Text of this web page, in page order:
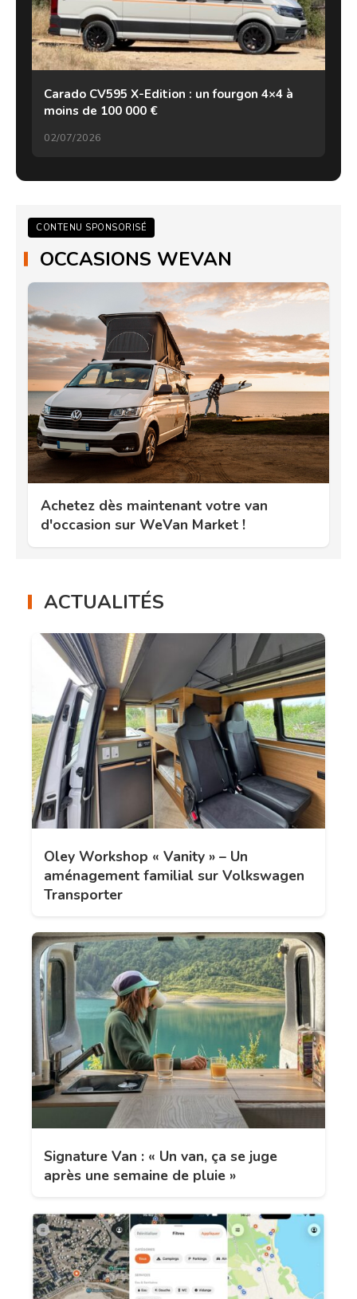
Carado CV595 X-Edition : un fourgon 4×4 à
moins de 100 000 €
02/07/2026
CONTENU SPONSORISÉ
OCCASIONS WEVAN
Achetez dès maintenant votre van
d'occasion sur WeVan Market !
ACTUALITÉS
Oley Workshop « Vanity » – Un
aménagement familial sur Volkswagen
Transporter
Signature Van : « Un van, ça se juge
après une semaine de pluie »